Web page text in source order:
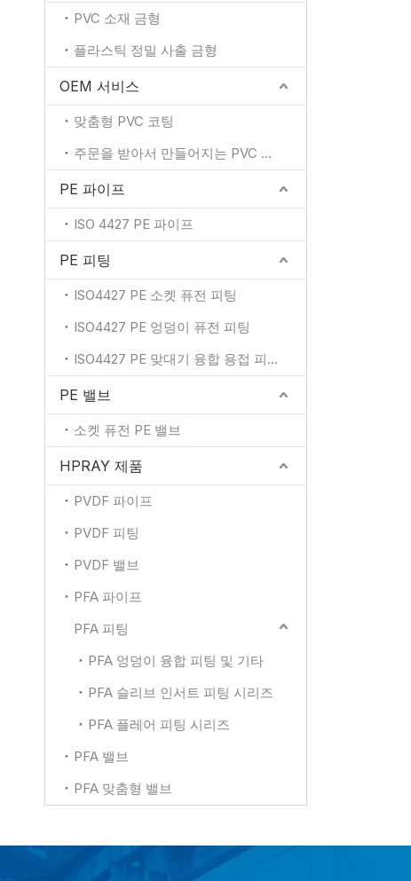
PVC 소재 금형
플라스틱 정밀 사출 금형
OEM 서비스
맞춤형 PVC 코팅
주문을 받아서 만들어지는 PVC 색깔
PE 파이프
ISO 4427 PE 파이프
PE 피팅
ISO4427 PE 소켓 퓨전 피팅
ISO4427 PE 엉덩이 퓨전 피팅
ISO4427 PE 맞대기 융합 용접 피팅
PE 밸브
소켓 퓨전 PE 밸브
HPRAY 제품
PVDF 파이프
PVDF 피팅
PVDF 밸브
PFA 파이프
PFA 피팅
PFA 엉덩이 융합 피팅 및 기타
PFA 슬리브 인서트 피팅 시리즈
PFA 플레어 피팅 시리즈
PFA 밸브
PFA 맞춤형 밸브